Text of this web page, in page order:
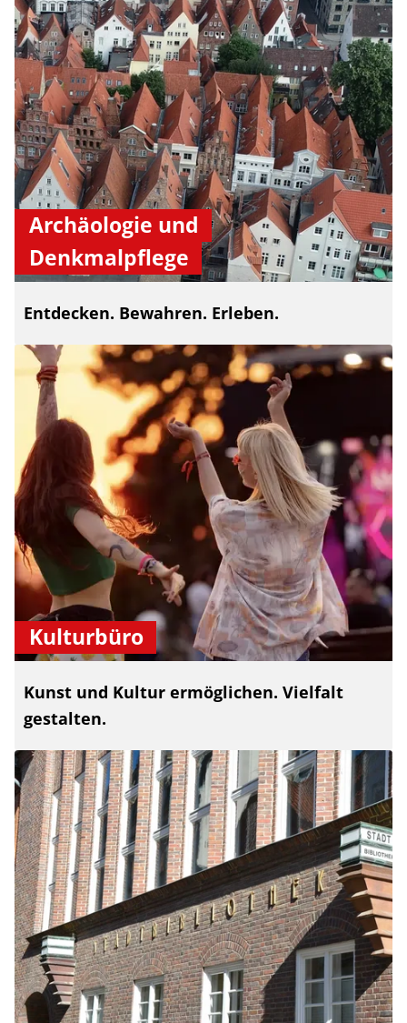
Archäologie und
Denkmalpflege
Entdecken. Bewahren. Erleben.
Kulturbüro
Kunst und Kultur ermöglichen. Vielfalt
gestalten.